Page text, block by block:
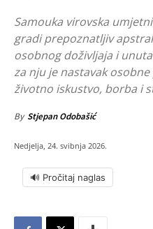
Samouka virovska
gradi prepoznatljiv
osobnog doživljaja i
za nju je nastavak
životno iskustvo, borba i
By Stjepan Odobašić
Nedjelja, 24. svibnja 2026.
🔊 Pročitaj naglas